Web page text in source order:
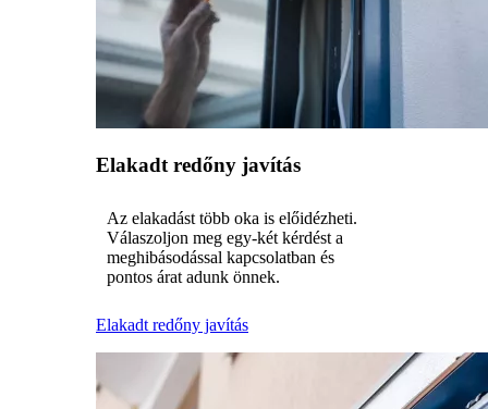
Elakadt redőny javítás
Az elakadást több oka is előidézheti.
Válaszoljon meg egy-két kérdést a
meghibásodással kapcsolatban és
pontos árat adunk önnek.
Elakadt redőny javítás